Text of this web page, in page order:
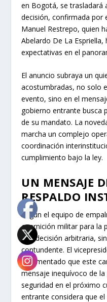
en Bogotá, se trasladará
decisión, confirmada por
Manuel Restrepo, quien
Abelardo De La
expectativas en el
El anuncio subraya un
acostumbradas, no solo
evento, sino en el
gobierno entrante busca
de su mandato. La
marcha un complejo
coordinación
cumplimiento bajo la ley.
UN MENSAJE
RESPALDO
Según el equipo de
guarnición militar para la
una decisión arbitraria,
contundente. El
argumentado que este
mensaje inequívoco de
seguridad en el próximo
entrante considera que